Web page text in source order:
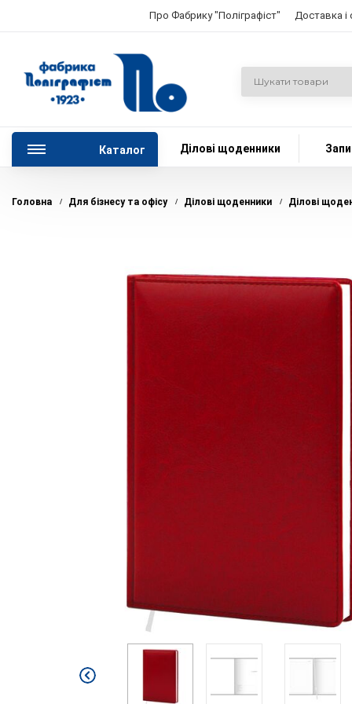
Про Фабрику "Поліграфіст" Доставка і
Каталог Ділові щоденники
Головна Для бізнесу та офісу Ділові щоденники Ділові